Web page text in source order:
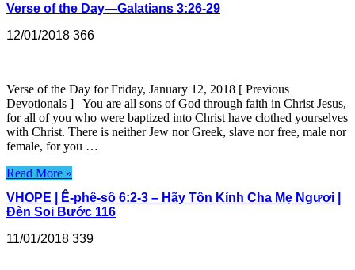
Verse of the Day—Galatians 3:26-29
12/01/2018 366
Verse of the Day for Friday, January 12, 2018 [ Previous
Devotionals ] You are all sons of God through faith in Christ Jesus,
for all of you who were baptized into Christ have clothed yourselves
with Christ. There is neither Jew nor Greek, slave nor free, male nor
female, for you …
Read More »
VHOPE | Ê-phê-sô 6:2-3 – Hãy Tôn Kính Cha Mẹ Ngươi |
Đèn Soi Bước 116
11/01/2018 339